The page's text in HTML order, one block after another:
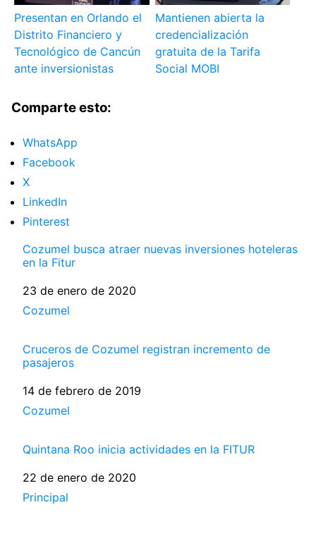
Presentan en Orlando el
Distrito Financiero y
Tecnológico de Cancún
ante inversionistas
Mantienen abierta la
credencialización
gratuita de la Tarifa
Social MOBI
Comparte esto:
WhatsApp
Facebook
X
LinkedIn
Pinterest
Cozumel busca atraer nuevas inversiones hoteleras
en la Fitur
Fecha
23 de enero de 2020
Respecto a
Cozumel
Cruceros de Cozumel registran incremento de
pasajeros
Fecha
14 de febrero de 2019
Respecto a
Cozumel
Quintana Roo inicia actividades en la FITUR
Fecha
22 de enero de 2020
Respecto a
Principal